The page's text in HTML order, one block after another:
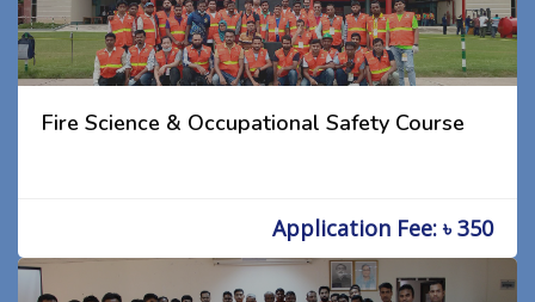
Fire Science & Occupational Safety Course
Application Fee: ৳ 350